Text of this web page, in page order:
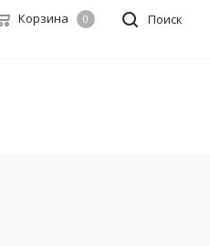
Поиск
Корзина 0